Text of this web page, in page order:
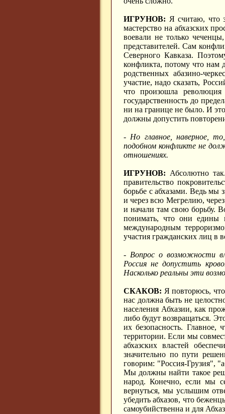
ИГРУНОВ: Я считаю, что
мастерство на абхазских
воевали не только
представителей. Сам
Северного Кавказа.
конфликта, потому что нам
родственных абазино-
участие, надо сказать,
что произошла
государственность до
ни на границе не было. И
должны допустить
- Но главное, наверное,
подобном конфликте не
отношениях.
ИГРУНОВ: Абсолютно
правительство
борьбе с абхазами. Ведь мы
и через всю Мегрелию,
и начали там свою борьбу.
понимать, что они едины
международным
участия гражданских лиц в
- Вопрос о возможности
Россия не допустить
Насколько реальны эти
СКАКОВ: Я повторюсь,
нас должна быть не
населения Абхазии, как
либо будут возвращаться.
их безопасность. Главное,
территории. Если мы
абхазских властей
значительно по пути
говорим: "Россия-Грузия",
Мы должны найти такое
народ. Конечно, если мы
вернуться, мы услышим
убедить абхазов, что
самоубийственна и для